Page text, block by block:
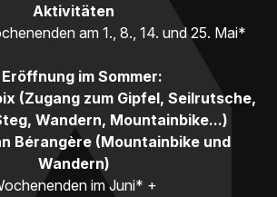
Aktivitäten
am 1., 8., 14. und 25. Mai*
Eröffnung im Sommer:
(Zugang zum Gipfel, Seilrutsche,
Wandern, Mountainbike...)
Bérangère (Mountainbike und
Wandern)
im Juni* +